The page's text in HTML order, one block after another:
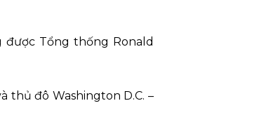
Tổng thống Ronald
thủ đô Washington D.C. –